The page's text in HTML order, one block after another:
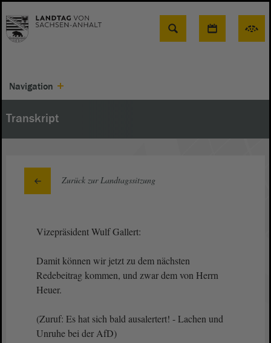
Suche
Navigation
Transkript
Zurück zur Landtagssitzung
Vizepräsident Wulf Gallert:
Damit können wir jetzt zu dem nächsten
Redebeitrag kommen, und zwar dem von Herrn
Heuer.
(Zuruf: Es hat sich bald ausalertert! - Lachen und
Unruhe bei der AfD)